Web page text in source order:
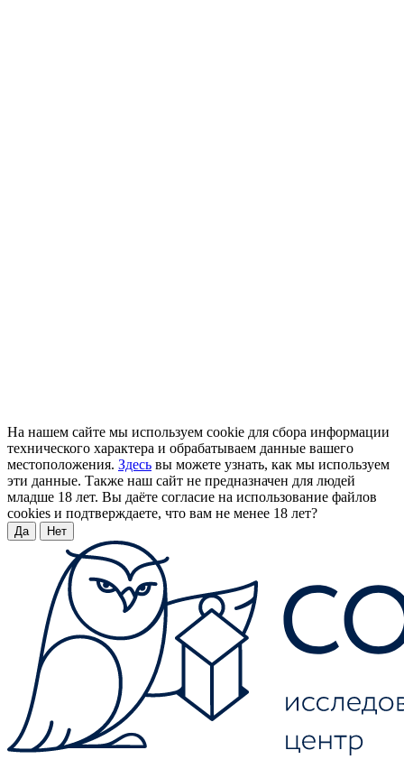
На нашем сайте мы используем cookie для сбора информации
технического характера и обрабатываем данные вашего
местоположения. Здесь вы можете узнать, как мы используем
эти данные. Также наш сайт не предназначен для людей
младше 18 лет. Вы даёте согласие на использование файлов
cookies и подтверждаете, что вам не менее 18 лет?
Да Нет